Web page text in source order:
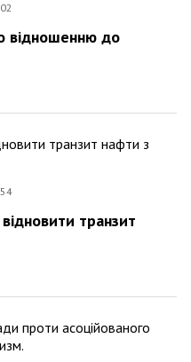
відношенню до
транзит